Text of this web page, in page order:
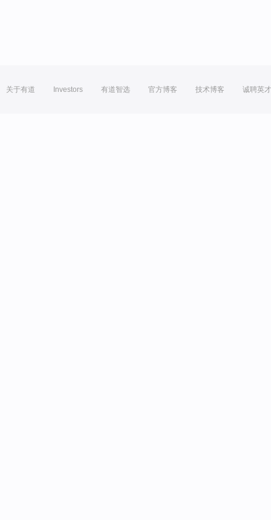
关于有道 Investors 有道智选 官方博客 技术博客 诚聘英才